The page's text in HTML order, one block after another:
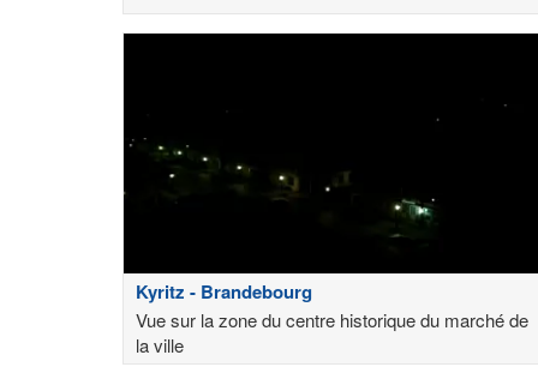
Kyritz - Brandebourg
Vue sur la zone du centre historique du marché de
la ville